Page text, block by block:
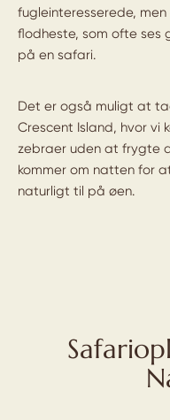
fugleinteresserede,
flodheste, som ofte ses
på en safari.
Det er også muligt at
Crescent Island, hvor
zebraer uden at frygte
kommer om natten for
naturligt til på øen.